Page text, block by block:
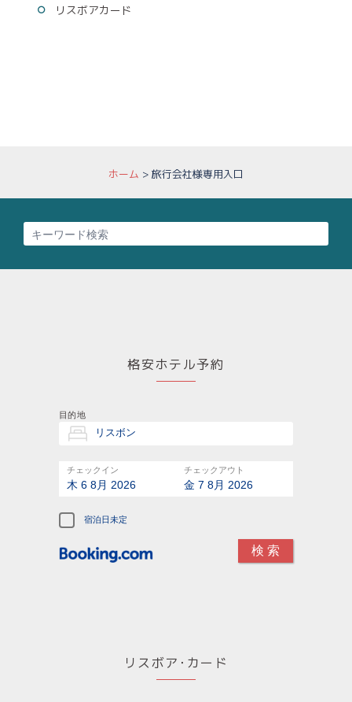
リスボアカード
ホーム > 旅行会社様専用入口
格安ホテル予約
目的地
チェックイン
木 6 8月 2026
チェックアウト
金 7 8月 2026
宿泊日未定
リスボア･カード